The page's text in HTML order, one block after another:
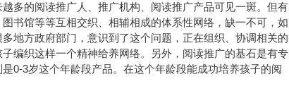
多的阅读推广人、推广机构、阅读推广产品可见一斑。但有
书馆等等互相交织、相辅相成的体系性网络，缺一不可，如
地方政府部门，意识到了这个问题，正在组织、协调相关的
编织这样一个精神给养网络。另外，阅读推广的基石是有专
0-3岁这个年龄段产品。在这个年龄段能成功培养孩子的阅